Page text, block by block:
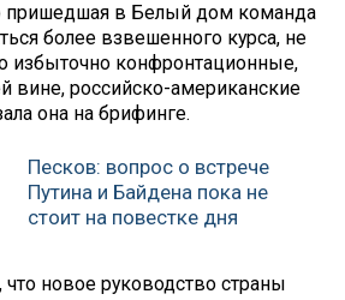
пришедшая в Белый дом команда
более взвешенного курса, не
избыточно конфронтационные,
вине, российско-американские
она на брифинге.
Песков: вопрос о встрече
Путина и Байдена пока не
стоит на повестке дня
что новое руководство страны